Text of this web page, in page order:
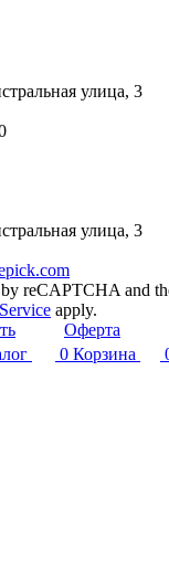
улица, 3
улица, 3
reCAPTCHA and
apply.
Оферта
0 Корзина